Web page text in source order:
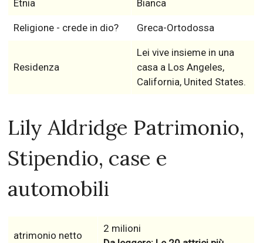
Etnia Bianca
Religione - crede in dio? Greca-Ortodossa
Residenza
Lei vive insieme in una
casa a Los Angeles,
California, United States.
Lily Aldridge Patrimonio,
Stipendio, case e
automobili
atrimonio netto
2 milioni